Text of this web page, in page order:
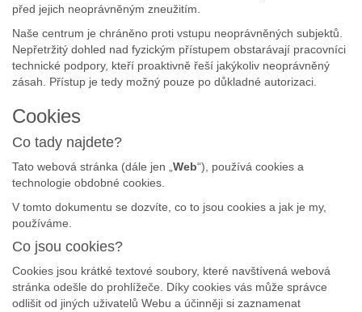
před jejich neoprávněným zneužitím.
Naše centrum je chráněno proti vstupu neoprávněných subjektů.
Nepřetržitý dohled nad fyzickým přístupem obstarávají pracovníci
technické podpory, kteří proaktivně řeší jakýkoliv neoprávněný
zásah. Přístup je tedy možný pouze po důkladné autorizaci.
Cookies
Co tady najdete?
Tato webová stránka (dále jen „ Web“), používá cookies a
technologie obdobné cookies.
V tomto dokumentu se dozvíte, co to jsou cookies a jak je my,
používáme.
Co jsou cookies?
Cookies jsou krátké textové soubory, které navštívená webová
stránka odešle do prohlížeče. Díky cookies vás může správce
odlišit od jiných uživatelů Webu a účinněji si zaznamenat